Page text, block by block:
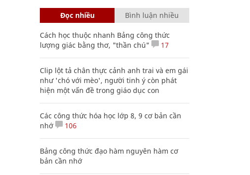
Đọc nhiều Bình luận nhiều
Cách học thuộc nhanh Bảng công thức
lượng giác bằng thơ, "thần chú"
17
Clip lột tả chân thực cảnh anh trai và em gái
như 'chó với mèo', người tinh ý còn phát
hiện một vấn đề trong giáo dục con
Các công thức hóa học lớp 8, 9 cơ bản cần
nhớ
106
Bảng công thức đạo hàm nguyên hàm cơ
bản cần nhớ